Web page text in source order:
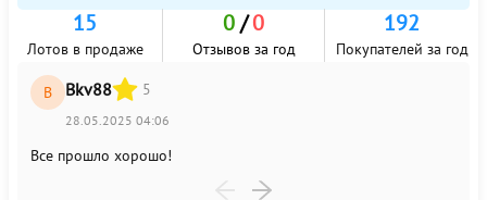
15
Лотов в продаже
0/0
Отзывов за год
192
Покупателей за год
B Bkv88 5
28.05.2025 04:06
Все прошло хорошо!